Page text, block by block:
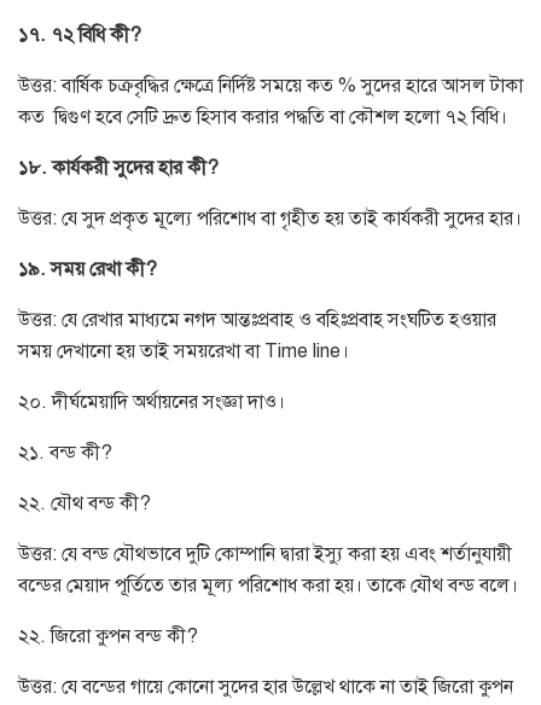
১৭. ৭২ বিধি কী?
উত্তর: বার্ষিক চক্রবৃদ্ধির ক্ষেত্রে নির্দিষ্ট সময়ে কত % সুদের হারে আসল টাকা
কত দ্বিগুণ হবে সেটি দ্রুত হিসাব করার পদ্ধতি বা কৌশল হলো ৭২ বিধি।
১৮. কার্যকরী সুদের হার কী?
উত্তর: যে সুদ প্রকৃত মূল্যে পরিশোধ বা গৃহীত হয় তাই কার্যকরী সুদের হার।
১৯. সময় রেখা কী?
উত্তর: যে রেখার মাধ্যমে নগদ আন্তঃপ্রবাহ ও বহিঃপ্রবাহ সংঘটিত হওয়ার
সময় দেখানো হয় তাই সময়রেখা বা Time line।
২০. দীর্ঘমেয়াদি অর্থায়নের সংজ্ঞা দাও।
২১. বন্ড কী?
২২. যৌথ বন্ড কী?
উত্তর: যে বন্ড যৌথভাবে দুটি কোম্পানি দ্বারা ইস্যু করা হয় এবং শর্তানুযায়ী
বন্ডের মেয়াদ পূর্তিতে তার মূল্য পরিশোধ করা হয়। তাকে যৌথ বন্ড বলে।
২২. জিরো কুপন বন্ড কী?
উত্তর: যে বন্ডের গায়ে কোনো সুদের হার উল্লেখ থাকে না তাই জিরো কুপন